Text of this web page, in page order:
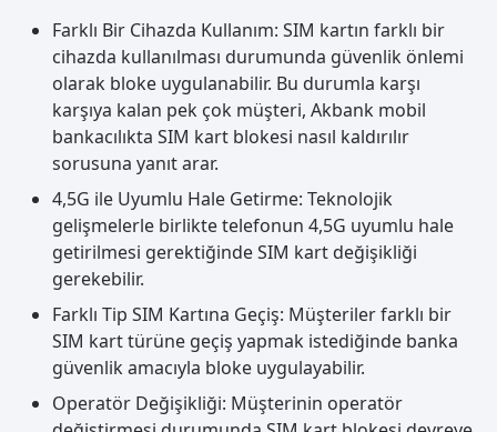
Farklı Bir Cihazda Kullanım: SIM kartın farklı bir
cihazda kullanılması durumunda güvenlik önlemi
olarak bloke uygulanabilir. Bu durumla karşı
karşıya kalan pek çok müşteri, Akbank mobil
bankacılıkta SIM kart blokesi nasıl kaldırılır
sorusuna yanıt arar.
4,5G ile Uyumlu Hale Getirme: Teknolojik
gelişmelerle birlikte telefonun 4,5G uyumlu hale
getirilmesi gerektiğinde SIM kart değişikliği
gerekebilir.
Farklı Tip SIM Kartına Geçiş: Müşteriler farklı bir
SIM kart türüne geçiş yapmak istediğinde banka
güvenlik amacıyla bloke uygulayabilir.
Operatör Değişikliği: Müşterinin operatör